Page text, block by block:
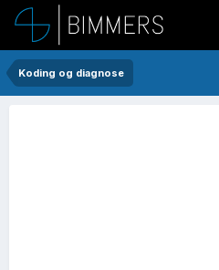
Koding og diagnose